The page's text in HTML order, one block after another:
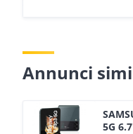
Annunci
5G